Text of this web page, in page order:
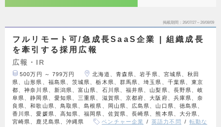
掲載期間 26/07/27～26/08/09
フルリモート可/急成長SaaS企業 | 組織成長
を牽引する採用広報
広報・IR
500万円 ～ 799万円
北海道、青森県、岩手県、宮城県、秋田
県、山形県、福島県、茨城県、栃木県、群馬県、埼玉県、千葉県、東京
都、神奈川県、新潟県、富山県、石川県、福井県、山梨県、長野県、岐
阜県、静岡県、愛知県、三重県、滋賀県、京都府、大阪府、兵庫県、奈
良県、和歌山県、鳥取県、島根県、岡山県、広島県、山口県、徳島県、
香川県、愛媛県、高知県、福岡県、佐賀県、長崎県、熊本県、大分県、
宮崎県、鹿児島県、沖縄県
ベンチャー企業 英語力不問
転勤な